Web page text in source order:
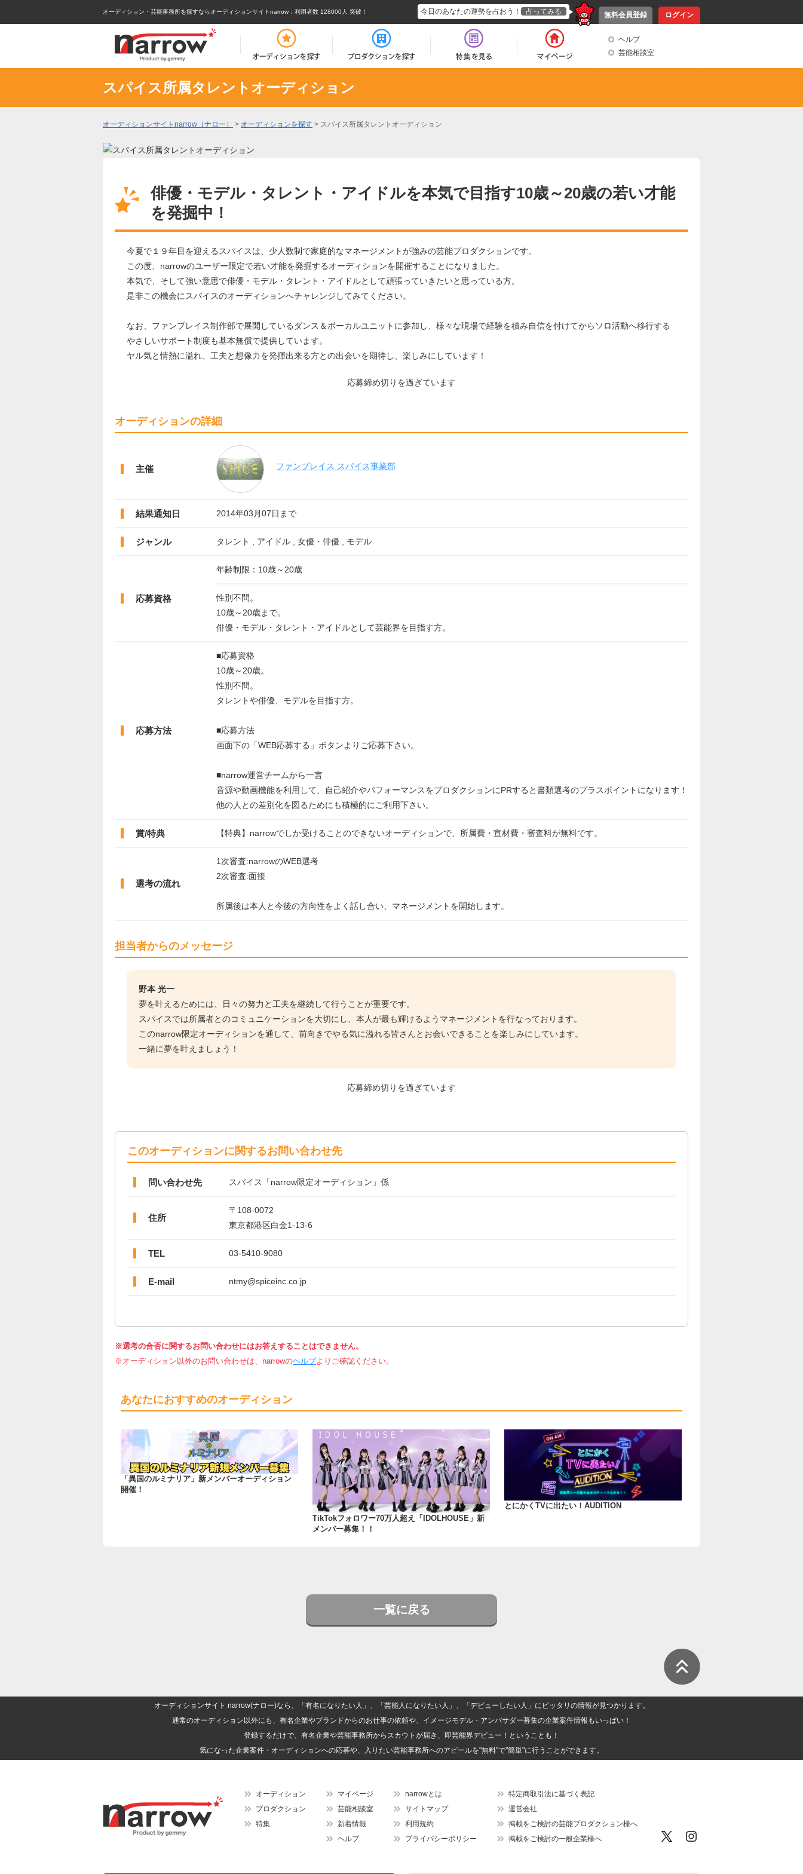
オーディション・芸能事務所を探すならオーディションサイトnarrow ：利用者数 128000人 突破！ 無料会員登録 ログイン
今日のあなたの運勢を占おう！ 占ってみる
ヘルプ
芸能相談室
スパイス所属タレントオーディション
オーディションサイトnarrow（ナロー） > オーディションを探す > スパイス所属タレントオーディション
俳優・モデル・タレント・アイドルを本気で目指す10歳～20歳の若い才能
を発掘中！
今夏で１９年目を迎えるスパイスは、少人数制で家庭的なマネージメントが強みの芸能プロダクションです。
この度、narrowのユーザー限定で若い才能を発掘するオーディションを開催することになりました。
本気で、そして強い意思で俳優・モデル・タレント・アイドルとして頑張っていきたいと思っている方。
是非この機会にスパイスのオーディションへチャレンジしてみてください。
なお、ファンプレイス制作部で展開しているダンス＆ボーカルユニットに参加し、様々な現場で経験を積み自信を付けてからソロ活動へ移行する
やさしいサポート制度も基本無償で提供しています。
ヤル気と情熱に溢れ、工夫と想像力を発揮出来る方との出会いを期待し、楽しみにしています！
応募締め切りを過ぎています
オーディションの詳細
主催 ファンプレイス スパイス事業部
結果通知日 2014年03月07日まで
ジャンル タレント , アイドル , 女優・俳優 , モデル
応募資格
年齢制限：10歳～20歳
性別不問。
10歳～20歳まで。
俳優・モデル・タレント・アイドルとして芸能界を目指す方。
応募方法
■応募資格
10歳～20歳。
性別不問。
タレントや俳優、モデルを目指す方。
■応募方法
画面下の「WEB応募する」ボタンよりご応募下さい。
■narrow運営チームから一言
音源や動画機能を利用して、自己紹介やパフォーマンスをプロダクションにPRすると書類選考のプラスポイントになります！
他の人との差別化を図るためにも積極的にご利用下さい。
賞/特典 【特典】narrowでしか受けることのできないオーディションで、所属費・宣材費・審査料が無料です。
選考の流れ
1次審査:narrowのWEB選考
2次審査:面接
所属後は本人と今後の方向性をよく話し合い、マネージメントを開始します。
担当者からのメッセージ
野本 光一
夢を叶えるためには、日々の努力と工夫を継続して行うことが重要です。
スパイスでは所属者とのコミュニケーションを大切にし、本人が最も輝けるようマネージメントを行なっております。
このnarrow限定オーディションを通して、前向きでやる気に溢れる皆さんとお会いできることを楽しみにしています。
一緒に夢を叶えましょう！
応募締め切りを過ぎています
このオーディションに関するお問い合わせ先
問い合わせ先 スパイス「narrow限定オーディション」係
住所
〒108-0072
東京都港区白金1-13-6
TEL 03-5410-9080
E-mail ntmy@spiceinc.co.jp
※選考の合否に関するお問い合わせにはお答えすることはできません。
※オーディション以外のお問い合わせは、narrowのヘルプよりご確認ください。
あなたにおすすめのオーディション
「異国のルミナリア」新メンバーオーディション
開催！
TikTokフォロワー70万人超え「IDOLHOUSE」新
メンバー募集！！
とにかくTVに出たい！AUDITION
一覧に戻る
オーディションサイト narrow(ナロー)なら、「有名になりたい人」、「芸能人になりたい人」、「デビューしたい人」にピッタリの情報が見つかります。
通常のオーディション以外にも、有名企業やブランドからのお仕事の依頼や、イメージモデル・アンバサダー募集の企業案件情報もいっぱい！
登録するだけで、有名企業や芸能事務所からスカウトが届き、即芸能界デビュー！ということも！
気になった企業案件・オーディションへの応募や、入りたい芸能事務所へのアピールを"無料"で"簡単"に行うことができます。
オーディション
プロダクション
特集
マイページ
芸能相談室
新着情報
ヘルプ
narrowとは
サイトマップ
利用規約
プライバシーポリシー
特定商取引法に基づく表記
運営会社
掲載をご検討の芸能プロダクション様へ
掲載をご検討の一般企業様へ